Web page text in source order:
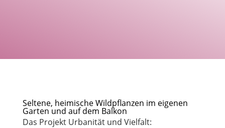
Seltene, heimische Wildpflanzen im eigenen
Garten und auf dem Balkon
Das Projekt Urbanität und Vielfalt: